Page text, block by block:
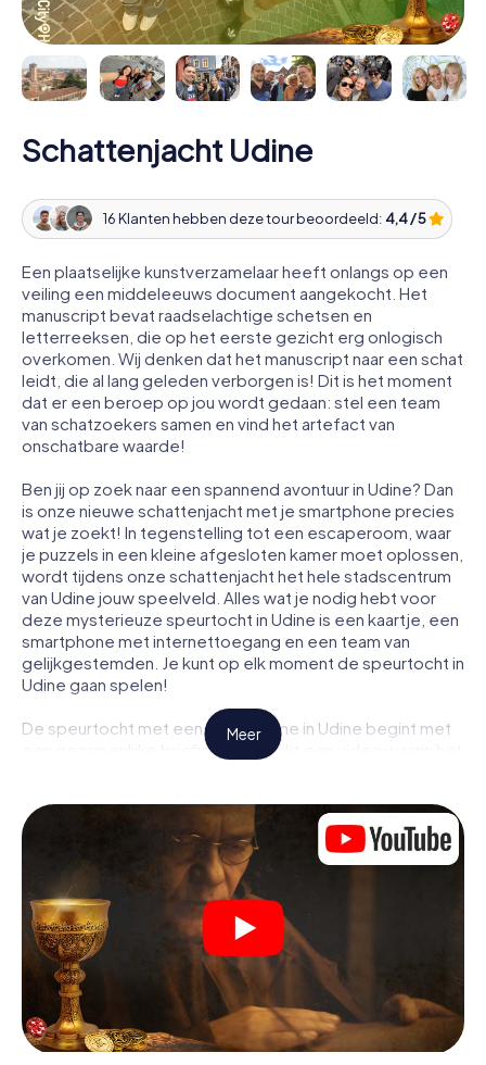
Schattenjacht Udine
16 Klanten hebben deze tour beoordeeld: 4,4 / 5
Een plaatselijke kunstverzamelaar heeft onlangs op een
veiling een middeleeuws document aangekocht. Het
manuscript bevat raadselachtige schetsen en
letterreeksen, die op het eerste gezicht erg onlogisch
overkomen. Wij denken dat het manuscript naar een schat
leidt, die al lang geleden verborgen is! Dit is het moment
dat er een beroep op jou wordt gedaan: stel een team
van schatzoekers samen en vind het artefact van
onschatbare waarde!
Ben jij op zoek naar een spannend avontuur in Udine? Dan
is onze nieuwe schattenjacht met je smartphone precies
wat je zoekt! In tegenstelling tot een escaperoom, waar
je puzzels in een kleine afgesloten kamer moet oplossen,
wordt tijdens onze schattenjacht het hele stadscentrum
van Udine jouw speelveld. Alles wat je nodig hebt voor
deze mysterieuze speurtocht in Udine is een kaartje, een
smartphone met internettoegang en een team van
gelijkgestemden. Je kunt op elk moment de speurtocht in
Udine gaan spelen!
De speurtocht met een smartphone in Udine begint met
een gezamenlijke briefing. Je bekijkt een video waarin het
is een geboren speurder? Wie is een echte avonturier?
En wie heeft het in zich om een code te kraken? Bij onze
escape game in Udine garanderen wij dat elke speler de
juiste rol vindt.
Zodra de rollen zijn toegewezen, kan de speurtocht
beginnen. Op verschillende locaties in de stad kraak je
gecodeerde berichten, los je lastige logische raadsels
op en zoek je naar bewijs. Jouw smartphone is je meest
cruciale opsporingsinstrument: met onze app kun je
getuigen interviewen, plaatsen delict onderzoeken,
bewijs verzamelen en veilig door Udine navigeren.
Meer